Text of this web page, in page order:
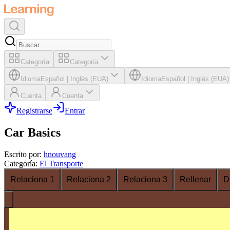
Categoría Categoría
IdiomaEspañol Inglés (EUA) IdiomaEspañol Inglés (EUA)
Cuenta Cuenta
Registrarse Entrar
Car Basics
Escrito por: hnouvang
Categoría: El Transporte
Relaciona 1
Relaciona 2 Relaciona 3 Rellenar